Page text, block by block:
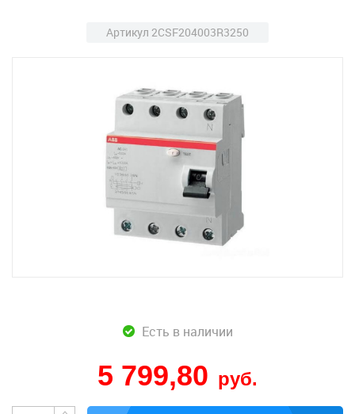
Артикул 2CSF204003R3250
Есть в наличии
5 799,80 руб.